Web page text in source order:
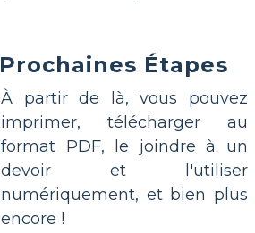
Prochaines Étapes
À partir de là, vous pouvez
imprimer, télécharger au
format PDF, le joindre à un
devoir et l'utiliser
numériquement, et bien plus
encore !